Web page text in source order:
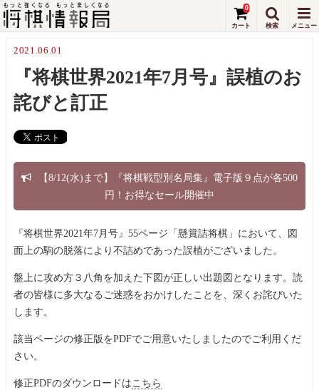
0
2021.06.01
『将棋世界2021年7月号』誤植のお
詫びと訂正
【8/12(水)まで】『将棋戦型別名局集』電子版９点が各500
円！お得なセール開催中
『将棋世界2021年7月号』55ページ「懸賞詰将棋」において、図
面上の駒の脱落により不詰めであった誤植がございました。
盤上に攻め方３八角を加えた下図が正しい出題図となります。読
者の皆様に多大なるご迷惑をおかけしたことを、深くお詫びいた
します。
該当ページの修正版をPDFでご用意いたしましたのでご利用くだ
さい。
修正PDFのダウンロードはこちら